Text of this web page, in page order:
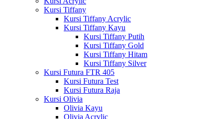
Kursi Tiffany
Kursi Tiffany Acrylic
Kursi Tiffany Kayu
Kursi Tiffany Putih
Kursi Tiffany Gold
Kursi Tiffany Hitam
Kursi Tiffany Silver
Kursi Futura FTR 405
Kursi Futura Test
Kursi Futura Raja
Kursi Olivia
Olivia Kayu
Olivia Acrylic